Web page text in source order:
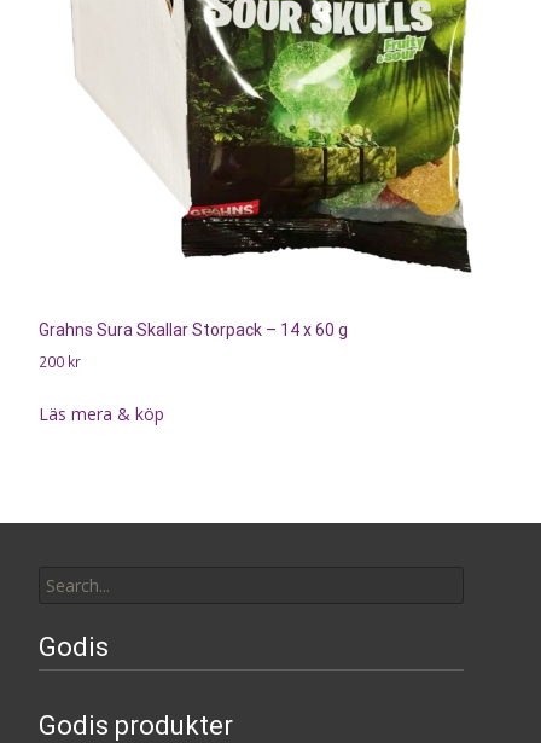
Grahns Sura Skallar Storpack – 14 x 60 g
200 kr
Läs mera & köp
for:
Godis
Godis produkter